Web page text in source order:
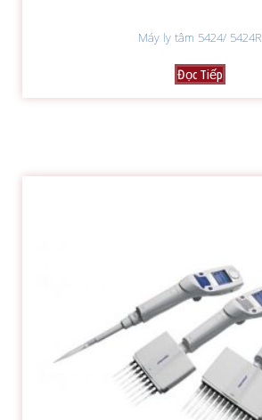
Máy ly tâm 5424/ 5424R
Đọc Tiếp